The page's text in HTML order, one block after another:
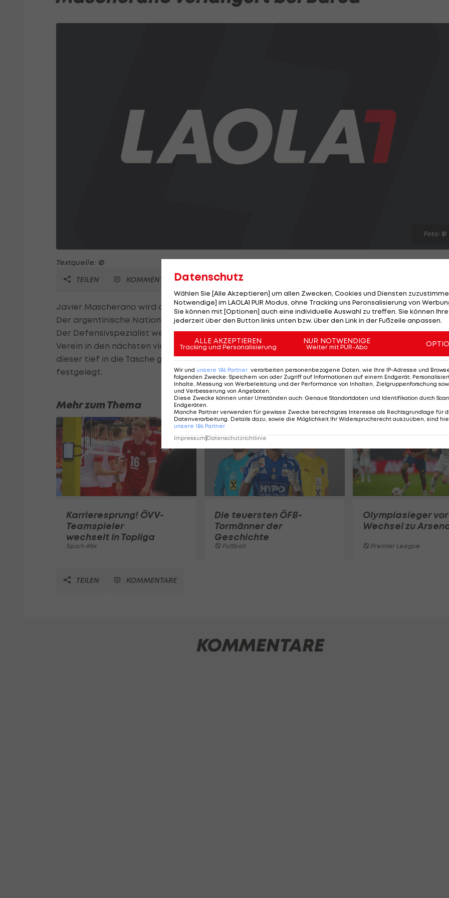
Foto: ©
Textquelle: ©
TEILEN
KOMMENTARE
Javier Mascherano wird auch in den nächsten Jahren das Trikot des FC Barcelona
Der argentinische Nationalspieler verlängert seinen Vertrag mit den Katalanen bis Sommer
Der Defensivspezialist wechselte vor zwei Jahren vom FC Liverpool nach Spanien. Sollte sich
Verein in den nächsten vier Jahren für eine Verpflichtung Mascheranos interessieren, müsste
dieser tief in die Tasche greifen. Die Ablösesumme wurde auf 100 Millionen Euro vertraglich
festgelegt.
Mehr zum Thema
Karrieresprung! ÖVV-
Teamspieler
wechselt in Topliga
Sport-Mix
Die teuersten ÖFB-
Tormänner der
Geschichte
Fußball
Olympiasieger vor
Wechsel zu
Premier League
TEILEN KOMMENTARE
KOMMENTARE
Datenschutz
Wählen Sie [Alle Akzeptieren] um allen Zwecken, Cookies und Diensten
Notwendige] im LAOLA1 PUR Modus, ohne Tracking uns Peronsalisierung von
Sie können mit [Optionen] auch eine individuelle Auswahl zu treffen. Sie können
jederzeit über den Button links unten bzw. über den Link in der Fußzeile anpassen.
ALLE AKZEPTIEREN
Tracking und Personalisierung
NUR NOTWENDIGE
Weiter mit PUR-Abo
Wir und unsere 186 Partner verarbeiten personenbezogene Daten, wie Ihre IP-Adresse und
folgenden Zwecke: Speichern von oder Zugriff auf Informationen auf einem Endgerät;
Inhalte, Messung von Werbeleistung und der Performance von Inhalten, Zielgruppenforschung
und Verbesserung von Angeboten
Diese Zwecke können unter Umständen auch: Genaue Standortdaten und Identifikation durch
Endgeräten
Manche Partner verwenden für gewisse Zwecke berechtigtes Interesse als Rechtsgrundlage für
Datenverarbeitung. Details dazu, sowie die Möglichkeit Ihr Widerspruchsrecht auszuüben, sind
unsere 186 Partner
Impressum|Datenschutzrichtlinie